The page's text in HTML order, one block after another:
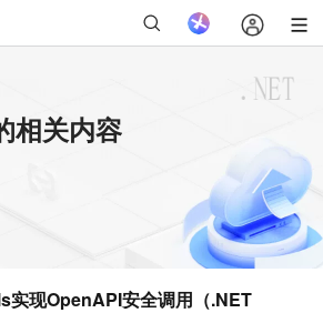
相关内容
实现OpenAPI安全调用（.NET